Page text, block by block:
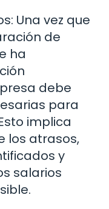
Una vez que
de
ha
debe
para
implica
los atrasos,
y
salarios